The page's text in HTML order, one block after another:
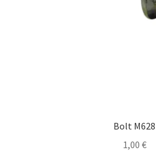
Bolt M628
1,00 €